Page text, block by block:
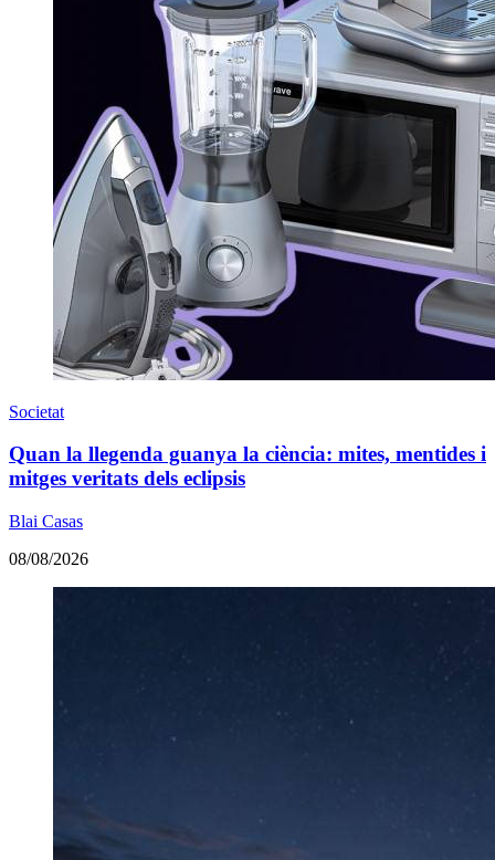
Societat
Quan la llegenda guanya la ciència: mites, mentides i
mitges veritats dels eclipsis
Blai Casas
08/08/2026